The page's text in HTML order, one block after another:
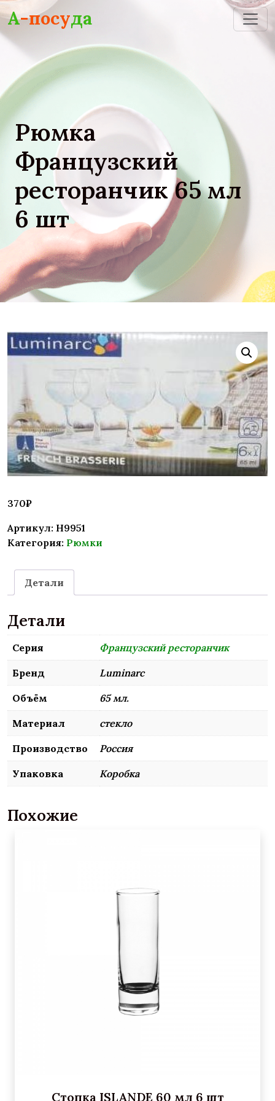
Skip to main content
А-посуда
Рюмка
Французский
ресторанчик 65 мл
6 шт
370₽
Артикул: H9951
Категория: Рюмки
Детали
Детали
Серия Французский ресторанчик
Бренд Luminarc
Объём 65 мл.
Материал стекло
Производство Россия
Упаковка Коробка
Похожие
Стопка ISLANDE 60 мл 6 шт